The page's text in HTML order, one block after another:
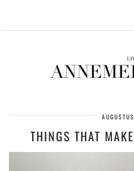
THINGS THAT